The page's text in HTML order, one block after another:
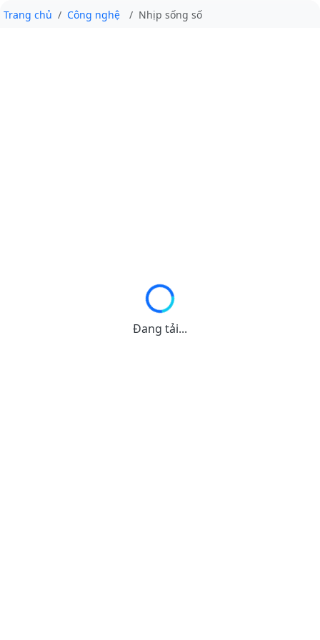
Trang chủ Công nghệ Nhịp sống số
Đang tải...